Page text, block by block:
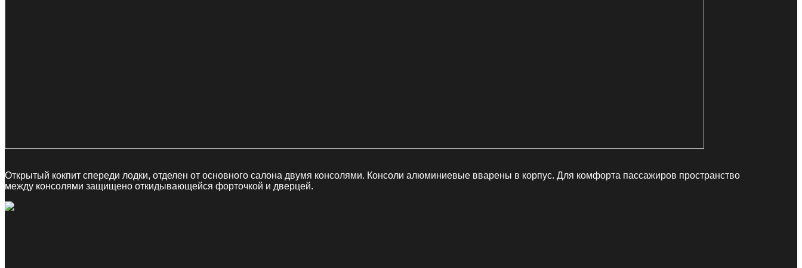
Открытый кокпит спереди лодки, отделен от основного салона двумя консолями. Консоли алюминиевые вварены в корпус. Для комфорта пассажиров пространство
между консолями защищено откидывающейся форточкой и дверцей.